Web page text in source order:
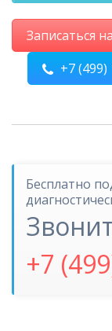
Записаться
+7 (499)
Бесплатно
+7